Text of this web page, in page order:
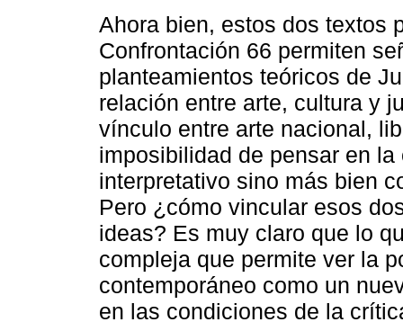
Ahora bien, estos dos textos
Confrontación 66 permiten
planteamientos teóricos de
relación entre arte, cultura y
vínculo entre arte nacional,
imposibilidad de pensar en
interpretativo sino más bien
Pero ¿cómo vincular esos
ideas? Es muy claro que lo
compleja que permite ver la
contemporáneo como un
en las condiciones de la